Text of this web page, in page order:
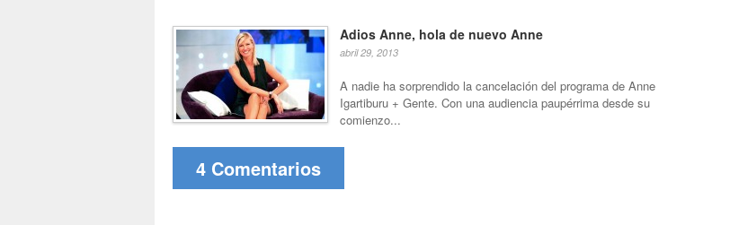
Adios Anne, hola de nuevo Anne
abril 29, 2013
A nadie ha sorprendido la cancelación del programa de Anne
Igartiburu + Gente. Con una audiencia paupérrima desde su
comienzo...
4 Comentarios